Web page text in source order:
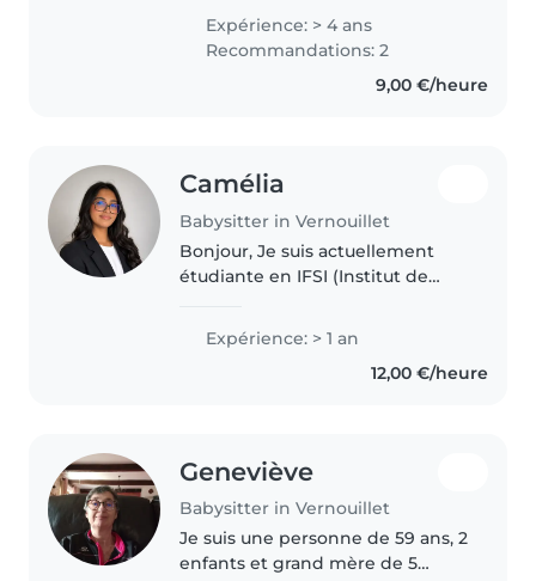
en centres et des stages en
école maternelle et en crèche.
J'adore m'occuper des enfants,..
Expérience: > 4 ans
Recommandations: 2
9,00 €/heure
Camélia
Babysitter in Vernouillet
Bonjour, Je suis actuellement
étudiante en IFSI (Institut de
babysitting. J'ai l'habitude de
Expérience: > 1 an
12,00 €/heure
Geneviève
Babysitter in Vernouillet
Je suis une personne de 59 ans, 2
enfants et grand mère de 5